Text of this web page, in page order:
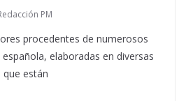
PM
procedentes de numerosos
elaboradas en diversas
están